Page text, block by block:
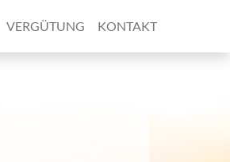
VERGÜTUNG KONTAKT